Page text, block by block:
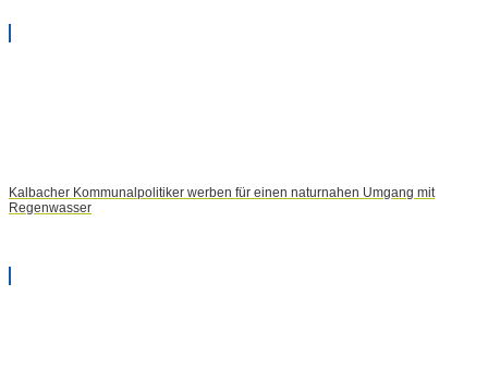
Kalbacher Kommunalpolitiker werben für einen naturnahen Umgang mit
Regenwasser